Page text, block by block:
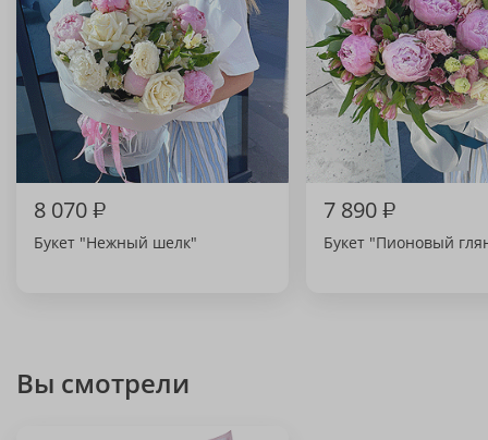
8 070₽
Букет "Нежный шелк"
7 890₽
Букет "Пионовый
Вы смотрели